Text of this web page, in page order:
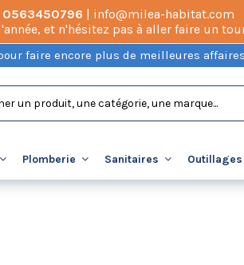
0563450796 | info@milea-habitat.com
et n'hésitez pas à aller faire un
faire encore plus de meilleures
Plomberie Sanitaires Outillages